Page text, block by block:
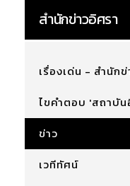
สำนักข่าวอิศรา
เรื่องเด่น - สำนัก
ไขคำตอบ 'สถาบั
ข่าว
เวทีทัศน์